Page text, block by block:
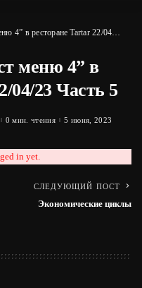
в ресторане Tartar 22/04/23 Часть 5
меню 4” в
04/23 Часть 5
0 мин. чтения 5 июня, 2023
in yet.
СЛЕДУЮЩИЙ ПОСТ
Экономические циклы